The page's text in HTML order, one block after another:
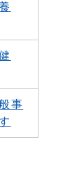
事